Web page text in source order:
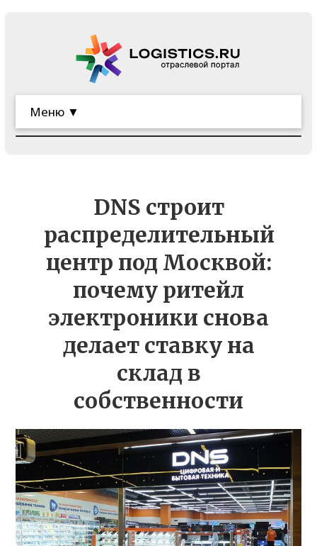
Меню ▼
DNS строит
распределительный
центр под Москвой:
почему ритейл
электроники снова
делает ставку на
склад в
собственности